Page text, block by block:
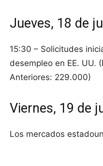
Jueves, 18 de
15:30 – Solicitudes
desempleo en EE. UU.
Anteriores: 229.000)
Viernes, 19 de
Los mercados